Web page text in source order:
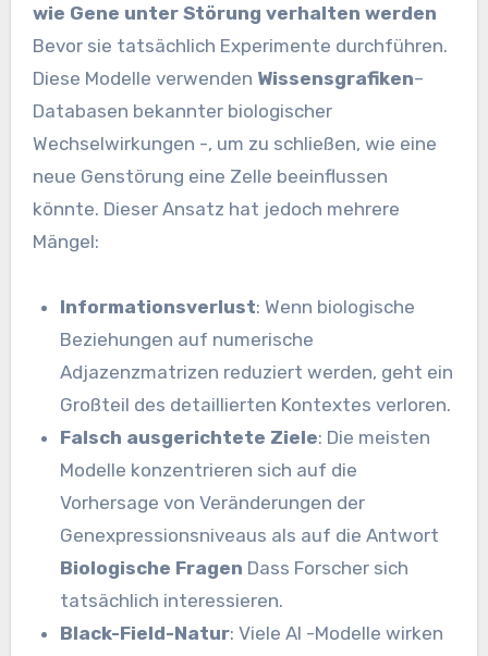
wie Gene unter Störung verhalten werden
Bevor sie tatsächlich Experimente durchführen.
Diese Modelle verwenden Wissensgrafiken–
Databasen bekannter biologischer
Wechselwirkungen -, um zu schließen, wie eine
neue Genstörung eine Zelle beeinflussen
könnte. Dieser Ansatz hat jedoch mehrere
Mängel:
Informationsverlust: Wenn biologische
Beziehungen auf numerische
Adjazenzmatrizen reduziert werden, geht ein
Großteil des detaillierten Kontextes verloren.
Falsch ausgerichtete Ziele: Die meisten
Modelle konzentrieren sich auf die
Vorhersage von Veränderungen der
Genexpressionsniveaus als auf die Antwort
Biologische Fragen Dass Forscher sich
tatsächlich interessieren.
Black-Field-Natur: Viele AI -Modelle wirken